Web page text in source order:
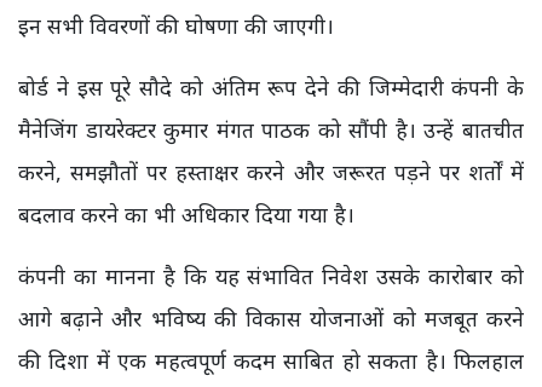
इन सभी विवरणों की घोषणा की जाएगी।
बोर्ड ने इस पूरे सौदे को अंतिम रूप देने की जिम्मेदारी कंपनी के
मैनेजिंग डायरेक्टर कुमार मंगत पाठक को सौंपी है। उन्हें बातचीत
करने, समझौतों पर हस्ताक्षर करने और जरूरत पड़ने पर शर्तों में
बदलाव करने का भी अधिकार दिया गया है।
कंपनी का मानना है कि यह संभावित निवेश उसके कारोबार को
आगे बढ़ाने और भविष्य की विकास योजनाओं को मजबूत करने
की दिशा में एक महत्वपूर्ण कदम साबित हो सकता है। फिलहाल